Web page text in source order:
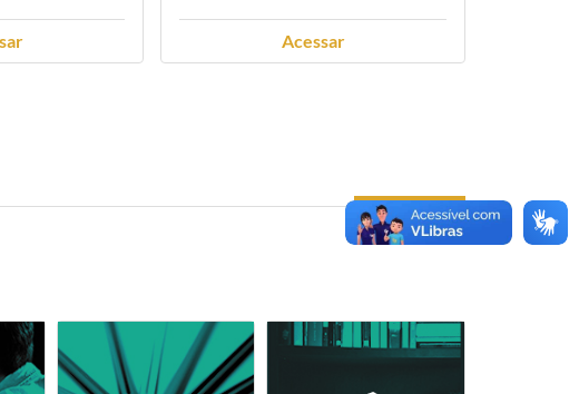
Acessar